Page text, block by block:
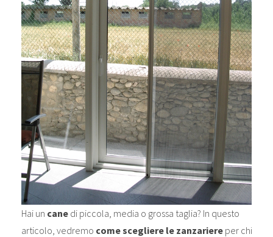
Hai un canedi piccola, media o grossa taglia? In questo
articolo, vedremo come scegliere le zanzariereper chi